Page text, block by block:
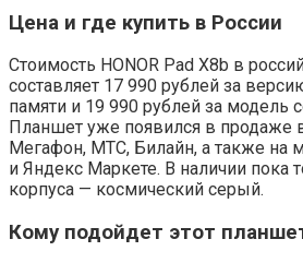
Цена и где купить в России
Стоимость HONOR Pad X8b в
составляет 17 990 рублей за
памяти и 19 990 рублей за модель
Планшет уже появился в продаже
Мегафон, МТС, Билайн, а также на
и Яндекс Маркете. В наличии пока
корпуса — космический серый.
Кому подойдет этот